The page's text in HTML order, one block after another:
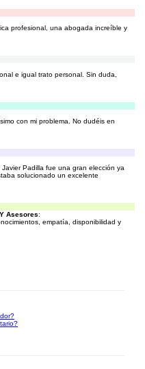
profesional, una abogada increíble y
e igual trato personal. Sin duda,
con mi problema. No dudéis en
Padilla fue una gran elección ya
solucionado un excelente
Asesores:
empatía, disponibilidad y